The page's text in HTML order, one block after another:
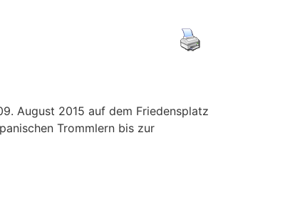
August 2015 auf dem Friedensplatz
Trommlern bis zur